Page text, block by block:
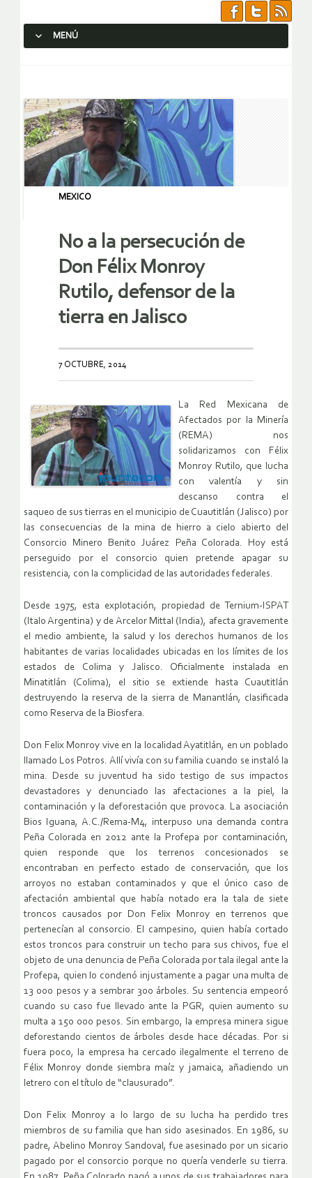
MENÚ
MEXICO
No a la persecución de
Don Félix Monroy
Rutilo, defensor de la
tierra en Jalisco
7 OCTUBRE, 2014
La Red Mexicana de
Afectados por la Minería
(REMA) nos
solidarizamos con Félix
Monroy Rutilo, que lucha
con valentía y sin
descanso contra el
saqueo de sus tierras en el municipio de Cuautitlán (Jalisco) por
las consecuencias de la mina de hierro a cielo abierto del
Consorcio Minero Benito Juárez Peña Colorada. Hoy está
perseguido por el consorcio quien pretende apagar su
resistencia, con la complicidad de las autoridades federales.
Desde 1975, esta explotación, propiedad de Ternium-ISPAT
(Italo Argentina) y de Arcelor Mittal (India), afecta gravemente
el medio ambiente, la salud y los derechos humanos de los
habitantes de varias localidades ubicadas en los límites de los
estados de Colima y Jalisco. Oficialmente instalada en
Minatitlán (Colima), el sitio se extiende hasta Cuautitlán
destruyendo la reserva de la sierra de Manantlán, clasificada
como Reserva de la Biosfera.
Don Felix Monroy vive en la localidad Ayatitlán, en un poblado
llamado Los Potros. Allí vivía con su familia cuando se instaló la
mina. Desde su juventud ha sido testigo de sus impactos
devastadores y denunciado las afectaciones a la piel, la
contaminación y la deforestación que provoca. La asociación
Bios Iguana, A.C./Rema-M4, interpuso una demanda contra
Peña Colorada en 2012 ante la Profepa por contaminación,
quien responde que los terrenos concesionados se
encontraban en perfecto estado de conservación, que los
arroyos no estaban contaminados y que el único caso de
afectación ambiental que había notado era la tala de siete
troncos causados por Don Felix Monroy en terrenos que
pertenecían al consorcio. El campesino, quien había cortado
estos troncos para construir un techo para sus chivos, fue el
objeto de una denuncia de Peña Colorada por tala ilegal ante la
Profepa, quien lo condenó injustamente a pagar una multa de
13 000 pesos y a sembrar 300 árboles. Su sentencia empeoró
cuando su caso fue llevado ante la PGR, quien aumento su
multa a 150 000 pesos. Sin embargo, la empresa minera sigue
deforestando cientos de árboles desde hace décadas. Por si
fuera poco, la empresa ha cercado ilegalmente el terreno de
Félix Monroy donde siembra maíz y jamaica, añadiendo un
letrero con el título de “clausurado”.
Don Felix Monroy a lo largo de su lucha ha perdido tres
miembros de su familia que han sido asesinados. En 1986, su
padre, Abelino Monroy Sandoval, fue asesinado por un sicario
pagado por el consorcio porque no quería venderle su tierra.